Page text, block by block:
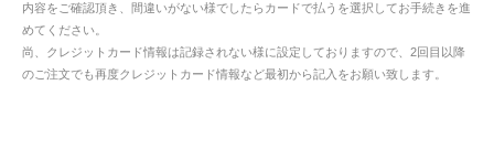
内容をご確認頂き、間違いがない様でしたらカードで払うを選択してお手続きを進
めてください。
尚、クレジットカード情報は記録されない様に設定しておりますので、2回目以降
のご注文でも再度クレジットカード情報など最初から記入をお願い致します。